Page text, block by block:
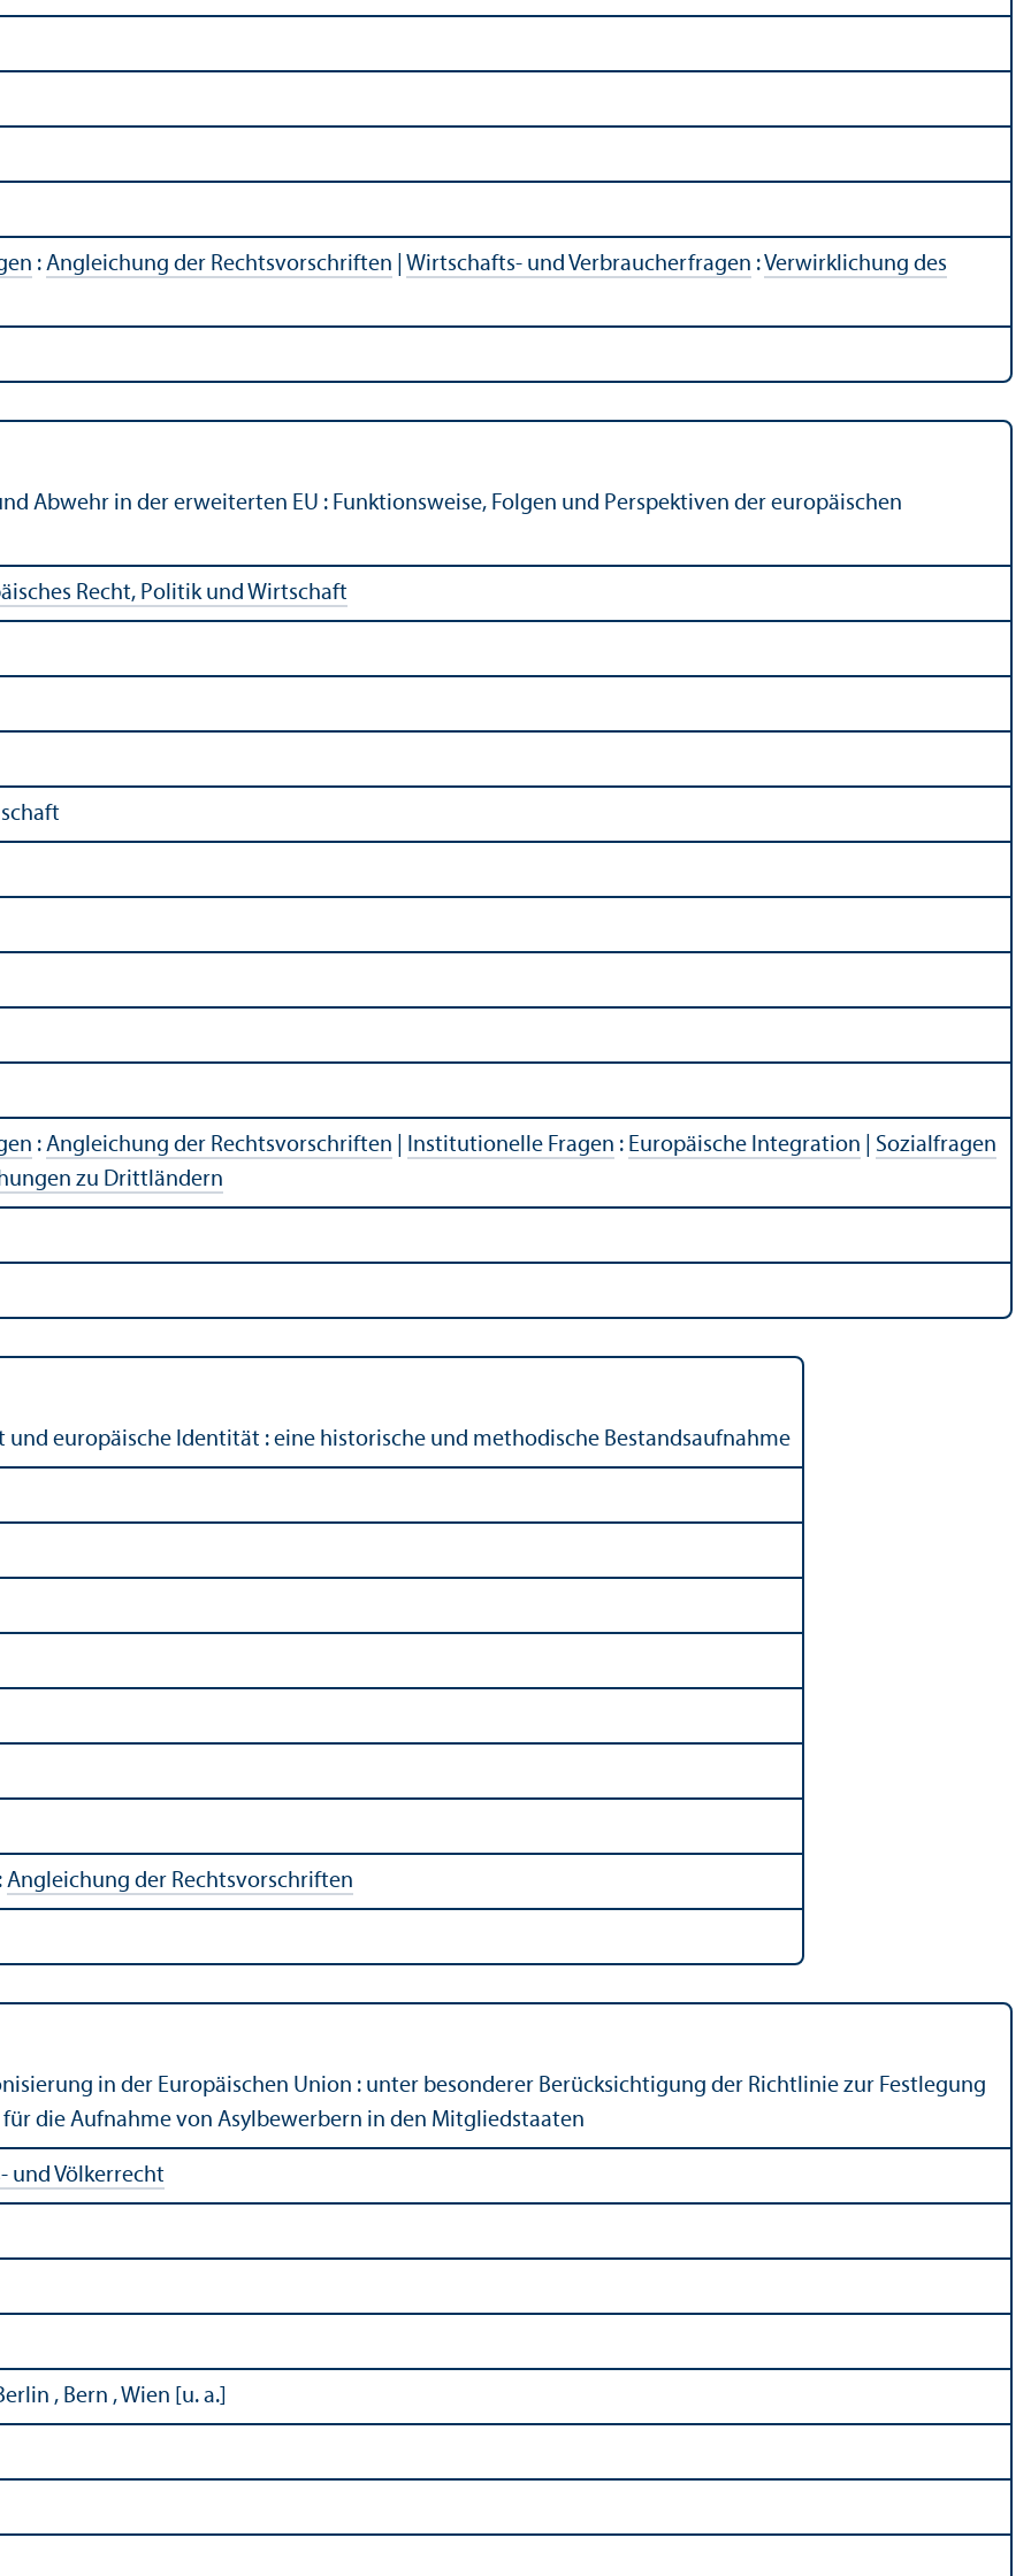
: Angleich­ung der Rechts­vorschriften Wirtschafts- und Verbraucherfragen :Verwirklichung des
Abwehr in der erweiterten EU : Funktions­weise, Folgen und Perspektiven der europäischen
Recht, Politik und Wirtschaft
: Angleich­ung der Rechts­vorschriften Institutionelle Fragen : Europäische Integration
Sozialfragen
zu Drittländern
europäische Identität : eine historische und methodische Bestandsaufnahme
Angleich­ung der Rechts­vorschriften
in der Europäischen Union : unter besonderer Berücksichtigung der Richtlinie zur Festlegung
die Aufnahme von Asylbewerbern in den Mitgliedstaaten
und Völkerrecht
, Bern , Wien [u. a.]